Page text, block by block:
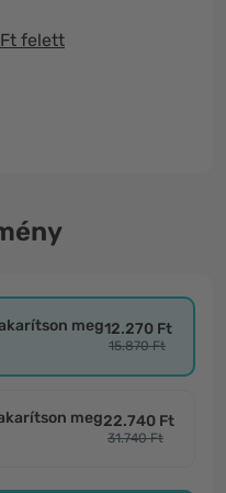
felett
meg12.270 Ft
15.870 Ft
meg22.740 Ft
31.740 Ft